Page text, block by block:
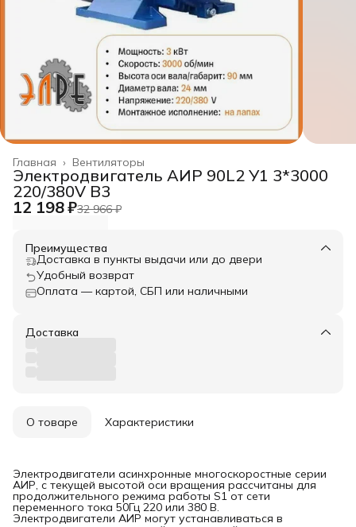
Вентиляторы
Главная ›
Электродвигатель АИР 90L2 У1 3*3000
220/380V B3
12 198 ₽32 966 ₽
Преимущества
Доставка в пункты выдачи или до двери
Удобный возврат
Оплата — картой, СБП или наличными
Доставка
О товаре Характеристики
Электродвигатели асинхронные многоскоростные серии
АИР, с текущей высотой оси вращения рассчитаны для
продолжительного режима работы S1 от сети
переменного тока 50Гц 220 или 380 B.
Электродвигатели АИР могут устанавливаться в